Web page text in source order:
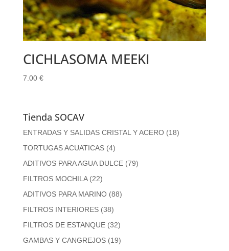
CICHLASOMA MEEKI
7.00 €
Tienda SOCAV
ENTRADAS Y SALIDAS CRISTAL Y ACERO (18)
TORTUGAS ACUATICAS (4)
ADITIVOS PARA AGUA DULCE (79)
FILTROS MOCHILA (22)
ADITIVOS PARA MARINO (88)
FILTROS INTERIORES (38)
FILTROS DE ESTANQUE (32)
GAMBAS Y CANGREJOS (19)